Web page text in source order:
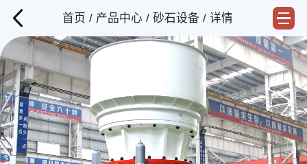
首页 / 产品中心 / 砂石设备 / 详情